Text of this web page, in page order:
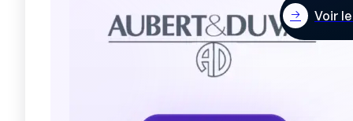
Voir
gestion des